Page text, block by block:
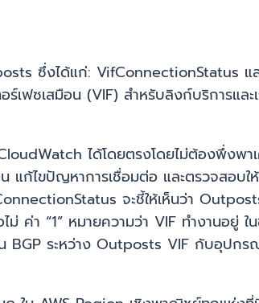
ซึ่งได้แก่: VifConnectionStatus แ
เฟซเสมือน (VIF) สำหรับลิงก์บริการและ
ได้โดยตรงโดยไม่ต้องพึ่งพา
ก้ไขปัญหาการเชื่อมต่อ และตรวจสอบให้
จะชี้ให้เห็นว่า
ค่า “1” หมายความว่า VIF ทำงานอยู่ ใ
BGP ระหว่าง Outposts VIF กับอุปก